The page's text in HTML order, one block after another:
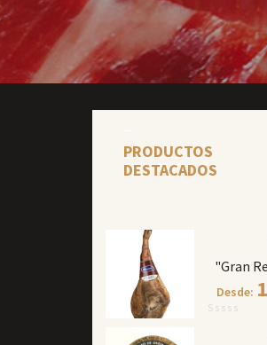
PRODUCTOS
DESTACADOS
"Gran
Desde: